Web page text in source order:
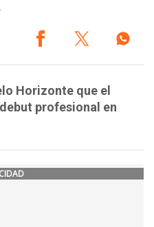
Horizonte que el
profesional en